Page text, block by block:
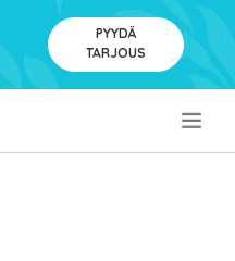
PYYDÄ
TARJOUS